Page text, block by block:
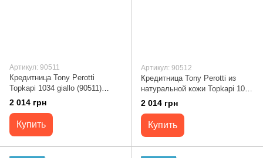
Артикул: 90511
Кредитница Tony Perotti
Topkapi 1034 giallo (90511)
Горчичный
2 014 грн
Купить
Артикул: 90512
Кредитница Tony Perotti из
натуральной кожи Topkapi 1034
mandarino (90512) Оранжевая
2 014 грн
Купить